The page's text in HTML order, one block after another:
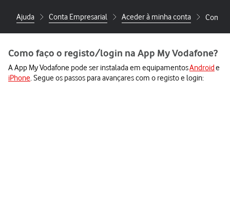
Ajuda Conta Empresarial Aceder à minha conta Como
Como faço o registo/login na App My Vodafone?
A App My Vodafone pode ser instalada em equipamentosAndroide
iPhone. Segue os passos para avançares com o registo e login: